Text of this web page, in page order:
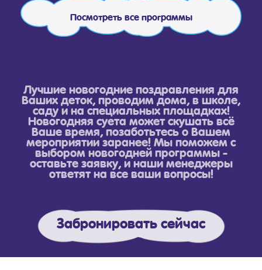
Посмотреть все программы
Лучшие новогодние поздравления для
Ваших деток, проводим дома, в школе,
саду и на специальных площадках!
Новогодняя суета может скушать всё
Ваше время, позаботьтесь о Вашем
мероприятии заранее! Мы поможем с
выбором новогодней программы -
оставьте заявку, и наши менеджеры
ответят на все ваши вопросы!
Забронировать сейчас